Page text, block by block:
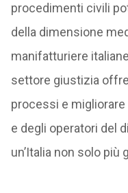
procedimenti civili
della dimensione
manifatturiere
settore giustizia
processi e migliorare
e degli operatori del
un’Italia non solo più